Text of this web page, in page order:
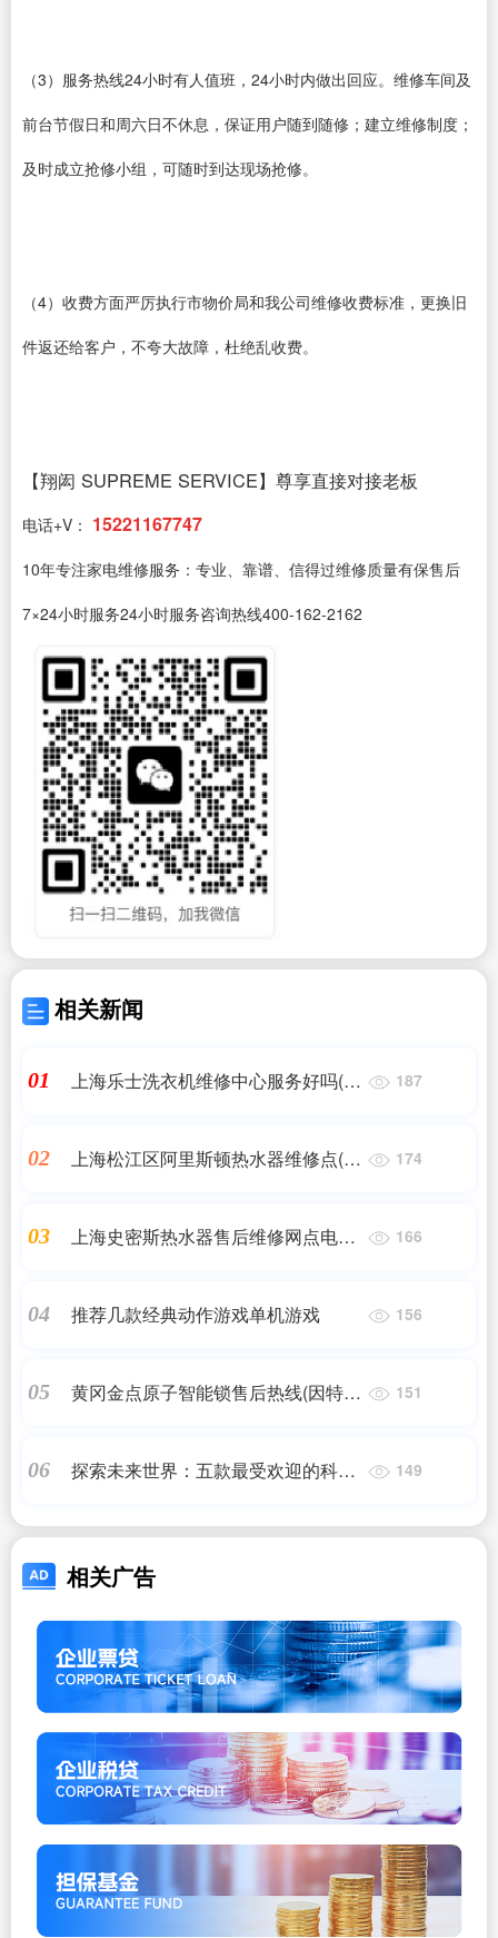
（3）服务热线24小时有人值班，24小时内做出回应。维修车间及
前台节假日和周六日不休息，保证用户随到随修；建立维修制度；
及时成立抢修小组，可随时到达现场抢修。
（4）收费方面严厉执行市物价局和我公司维修收费标准，更换旧
件返还给客户，不夸大故障，杜绝乱收费。
【翔闳 SUPREME SERVICE】尊享直接对接老板
电话+V： 15221167747
10年专注家电维修服务：专业、靠谱、信得过维修质量有保售后
7×24小时服务24小时服务咨询热线400-162-2162
相关新闻
01
上海乐士洗衣机维修中心服务好吗(上
187
02
上海松江区阿里斯顿热水器维修点(上
热...)
174
03
上海史密斯热水器售后维修网点电话
166
04 推荐几款经典动作游戏单机游戏 156
05
黄冈金点原子智能锁售后热线(因特指
151
06
探索未来世界：五款最受欢迎的科幻
149
相关广告